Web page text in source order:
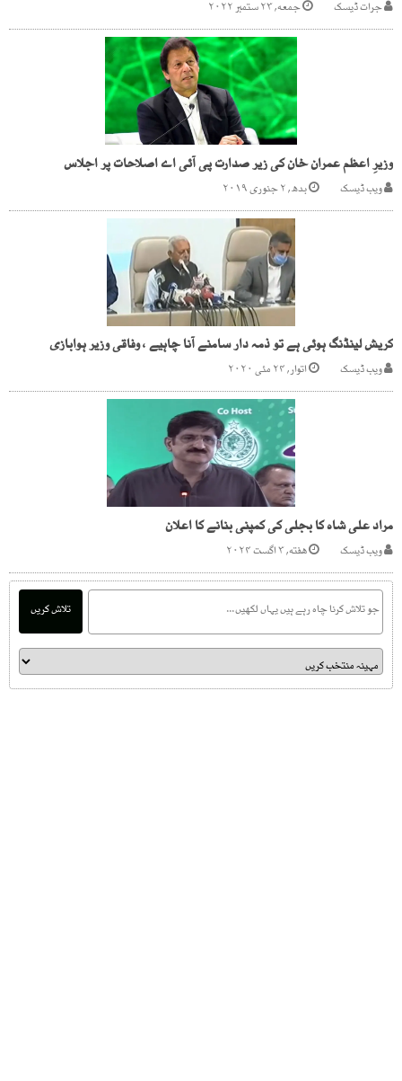
جرات ڈیسک جمعه, ۲۳ ستمبر ۲۰۲۲
وزیرِ اعظم عمران خان کی زیر صدارت پی آئی اے اصلاحات پر اجلاس
ویب ڈیسک بدھ, ۲ جنوری ۲۰۱۹
کریش لینڈنگ ہوئی ہے تو ذمہ دار سامنے آنا چاہیے ، وفاقی وزیر ہوابازی
ویب ڈیسک اتوار, ۲۴ مئی ۲۰۲۰
مراد علی شاہ کا بجلی کی کمپنی بنانے کا اعلان
ویب ڈیسک هفته, ۳ اگست ۲۰۲۴
تلاش کریں